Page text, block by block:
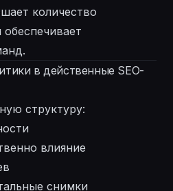
количество
в действенные SEO-
структуру:
влияние
снимки